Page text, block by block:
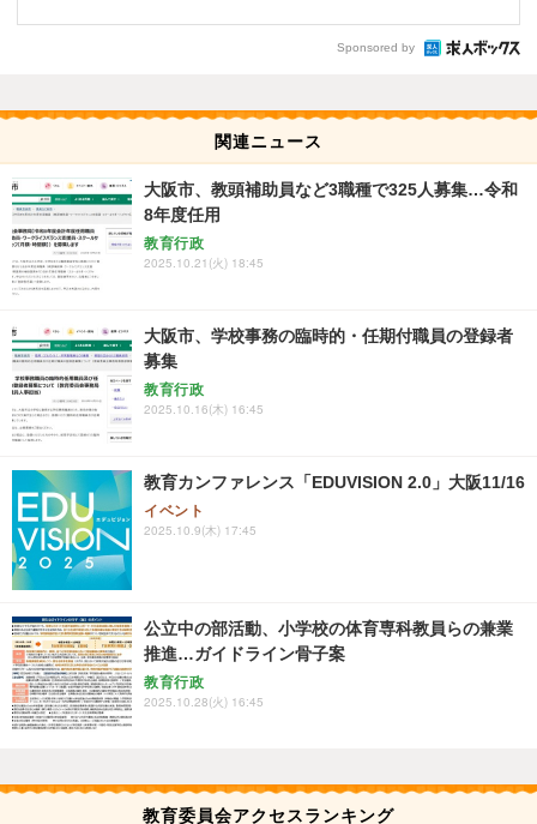
Sponsored by
関連ニュース
大阪市、教頭補助員など3職種で325人募集…令和
8年度任用
教育行政
2025.10.21(火) 18:45
大阪市、学校事務の臨時的・任期付職員の登録者
募集
教育行政
2025.10.16(木) 16:45
教育カンファレンス「EDUVISION 2.0」大阪11/16
イベント
2025.10.9(木) 17:45
公立中の部活動、小学校の体育専科教員らの兼業
推進…ガイドライン骨子案
教育行政
2025.10.28(火) 16:45
教育委員会アクセスランキング